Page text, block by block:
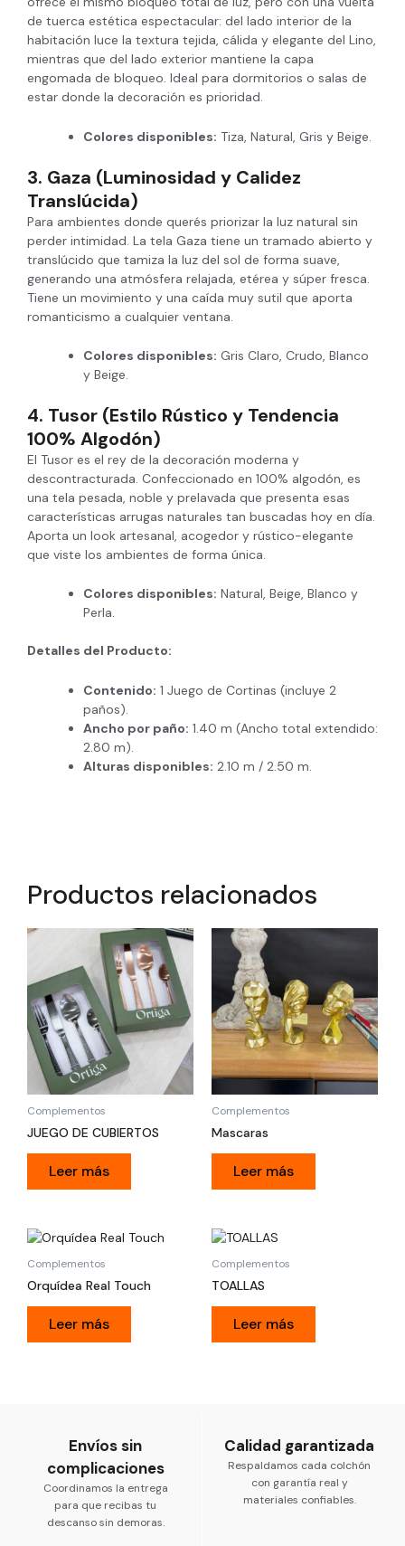
de tuerca estética espectacular: del lado interior de la
habitación luce la textura tejida, cálida y elegante del Lino,
mientras que del lado exterior mantiene la capa
engomada de bloqueo. Ideal para dormitorios o salas de
estar donde la decoración es prioridad.
Colores disponibles: Tiza, Natural, Gris y Beige.
3. Gaza (Luminosidad y Calidez
Translúcida)
Para ambientes donde querés priorizar la luz natural sin
perder intimidad. La tela Gaza tiene un tramado abierto y
translúcido que tamiza la luz del sol de forma suave,
generando una atmósfera relajada, etérea y súper fresca.
Tiene un movimiento y una caída muy sutil que aporta
romanticismo a cualquier ventana.
Colores disponibles: Gris Claro, Crudo, Blanco
y Beige.
4. Tusor (Estilo Rústico y Tendencia
100% Algodón)
El Tusor es el rey de la decoración moderna y
descontracturada. Confeccionado en 100% algodón, es
una tela pesada, noble y prelavada que presenta esas
características arrugas naturales tan buscadas hoy en día.
Aporta un look artesanal, acogedor y rústico-elegante
que viste los ambientes de forma única.
Colores disponibles: Natural, Beige, Blanco y
Perla.
Detalles del Producto:
Contenido: 1 Juego de Cortinas (incluye 2
paños).
Ancho por paño: 1.40 m (Ancho total extendido:
2.80 m).
Alturas disponibles: 2.10 m / 2.50 m.
Productos relacionados
Complementos
JUEGO DE CUBIERTOS
Leer más
Complementos
Mascaras
Leer más
Complementos
Orquídea Real Touch
Leer más
Complementos
TOALLAS
Leer más
Envíos sin
complicaciones
Coordinamos la entrega
para que recibas tu
descanso sin demoras.
Calidad garantizada
Respaldamos cada colchón
con garantía real y
materiales confiables.